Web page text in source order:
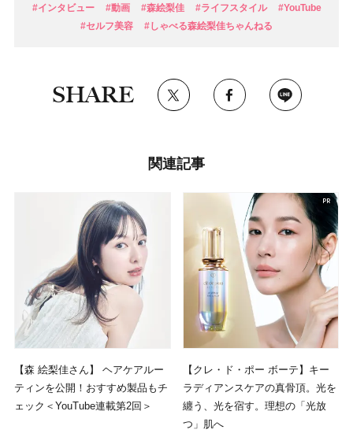
#インタビュー #動画 #森絵梨佳 #ライフスタイル
#YouTube
#セルフ美容
#しゃべる森絵梨佳ちゃんねる
SHARE
関連記事
【森 絵梨佳さん】 ヘアケアルー
ティンを公開！おすすめ製品もチ
ェック＜YouTube連載第2回＞
【クレ・ド・ポー ボーテ】キー
ラディアンスケアの真骨頂。光を
纏う、光を宿す。理想の「光放
つ」肌へ